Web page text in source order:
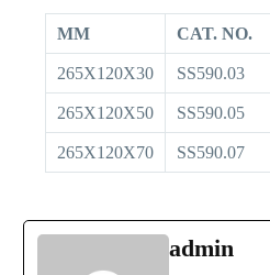
MM CAT. NO.
265X120X30 SS590.03
265X120X50 SS590.05
265X120X70 SS590.07
admin